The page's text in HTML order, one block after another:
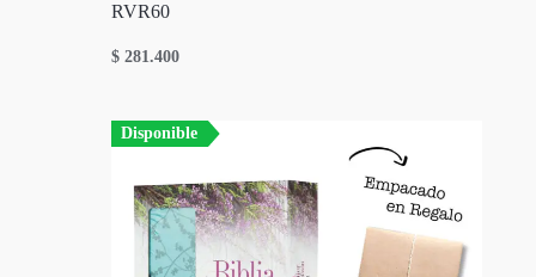
RVR60
$ 281.400
Disponible